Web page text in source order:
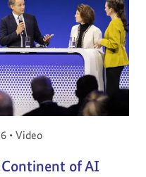
am:
• Video
of AI